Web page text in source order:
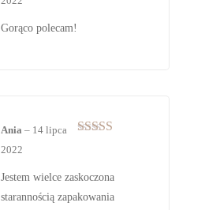
Gorąco polecam!
Ania – 14 lipca
2022
Jestem wielce zaskoczona
starannością zapakowania